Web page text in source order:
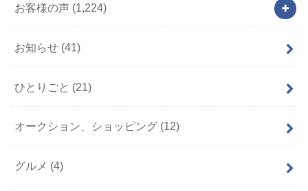
お客様の声 (1,224)
お知らせ (41)
ひとりごと (21)
オークション、ショッピング (12)
グルメ (4)